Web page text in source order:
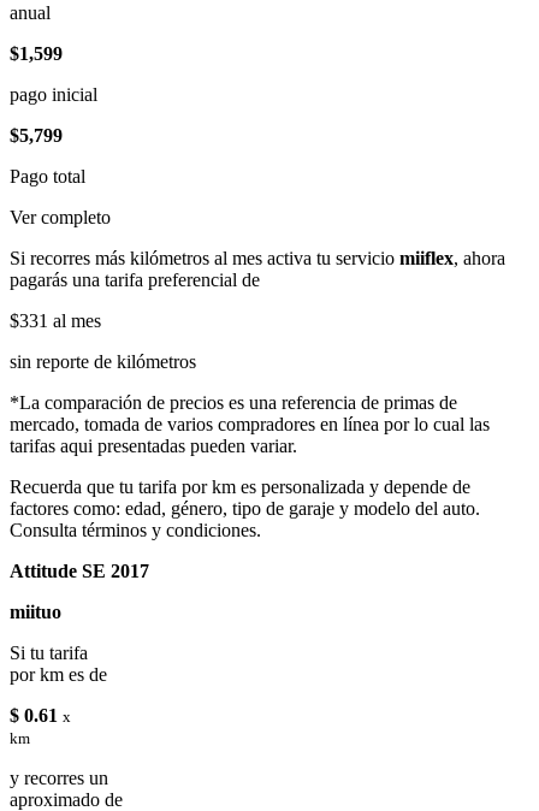
anual
$1,599
pago inicial
$5,799
Pago total
Ver completo
Si recorres más kilómetros al mes activa tu servicio miiflex, ahora
pagarás una tarifa preferencial de
$331 al mes
sin reporte de kilómetros
*La comparación de precios es una referencia de primas de
mercado, tomada de varios compradores en línea por lo cual las
tarifas aqui presentadas pueden variar.
Recuerda que tu tarifa por km es personalizada y depende de
factores como: edad, género, tipo de garaje y modelo del auto.
Consulta términos y condiciones.
Attitude SE 2017
miituo
Si tu tarifa
por km es de
$ 0.61 x
km
y recorres un
aproximado de